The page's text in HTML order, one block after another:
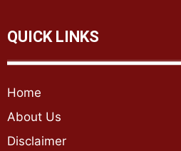
QUICK LINKS
Home
About Us
Disclaimer